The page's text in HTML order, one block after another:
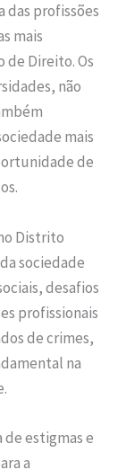
das profissões
mais
de Direito. Os
não
mais
de
Distrito
sociedade
desafios
profissionais
de crimes,
na
estigmas e
a